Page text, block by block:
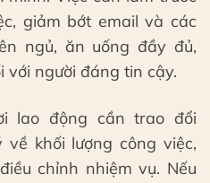
giảm bớt email và các
ngủ, ăn uống đầy đủ,
với người đáng tin cậy.
lao động cần trao đổi
khối lượng công việc,
chỉnh nhiệm vụ. Nếu